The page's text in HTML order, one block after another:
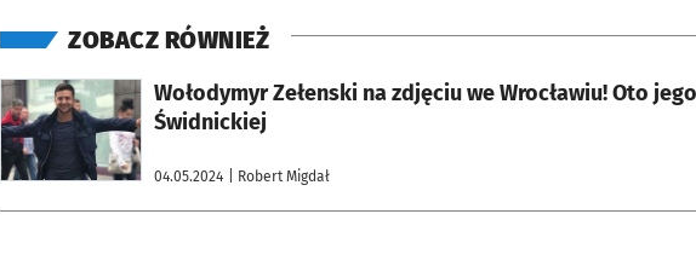
ZOBACZ RÓWNIEŻ
Wołodymyr Zełenski na zdjęciu we Wrocławiu! Oto
Świdnickiej
04.05.2024 | Robert Migdał
otworzy się w nowej karcie